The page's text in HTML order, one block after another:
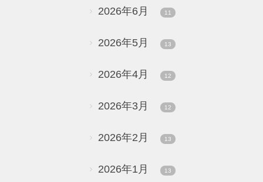
2026年6月 11
2026年5月 13
2026年4月 12
2026年3月 12
2026年2月 13
2026年1月 13